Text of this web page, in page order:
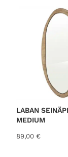
LABAN
MEDIUM
89,00 €